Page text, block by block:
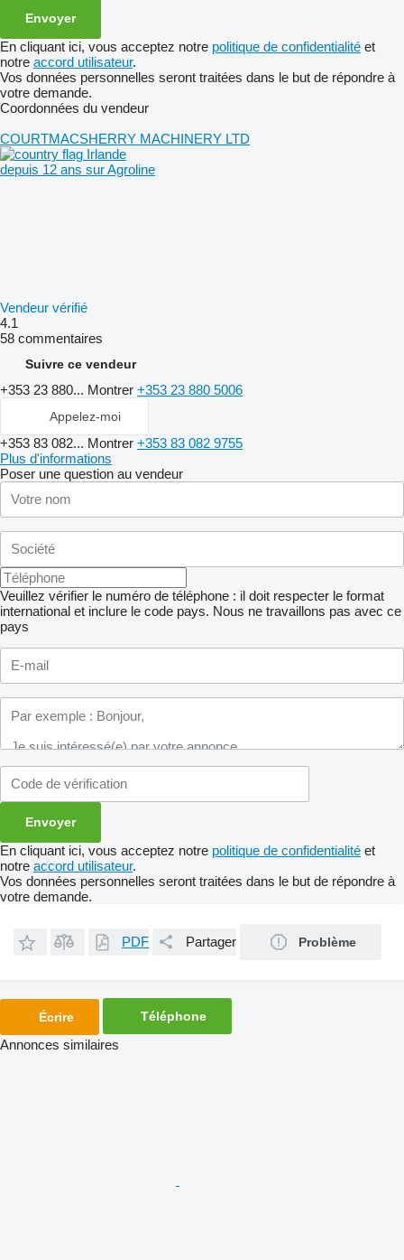
En cliquant ici, vous acceptez notre politique de confidentialité et
notre accord utilisateur.
Vos données personnelles seront traitées dans le but de répondre à
votre demande.
Coordonnées du vendeur
COURTMACSHERRY MACHINERY LTD
Irlande
depuis 12 ans sur Agroline
Vendeur vérifié
4.1
58 commentaires
Suivre ce vendeur
+353 23 880... Montrer +353 23 880 5006
Appelez-moi
+353 83 082... Montrer +353 83 082 9755
Plus d'informations
Poser une question au vendeur
Veuillez vérifier le numéro de téléphone : il doit respecter le format
international et inclure le code pays. Nous ne travaillons pas avec ce
pays
En cliquant ici, vous acceptez notre politique de confidentialité et
notre accord utilisateur.
Vos données personnelles seront traitées dans le but de répondre à
votre demande.
PDF Partager Problème
Écrire Téléphone
Annonces similaires